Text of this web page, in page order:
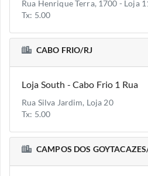
Rua Henrique Terra, 1700 - Loja
Tx: 5.00
CABO FRIO/RJ
Loja South - Cabo Frio 1 Rua
Rua Silva Jardim, Loja 20
Tx: 5.00
CAMPOS DOS